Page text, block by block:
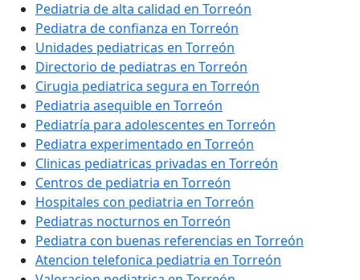
Pediatria de alta calidad en Torreón
Pediatra de confianza en Torreón
Unidades pediatricas en Torreón
Directorio de pediatras en Torreón
Cirugia pediatrica segura en Torreón
Pediatria asequible en Torreón
Pediatría para adolescentes en Torreón
Pediatra experimentado en Torreón
Clinicas pediatricas privadas en Torreón
Centros de pediatria en Torreón
Hospitales con pediatria en Torreón
Pediatras nocturnos en Torreón
Pediatra con buenas referencias en Torreón
Atencion telefonica pediatria en Torreón